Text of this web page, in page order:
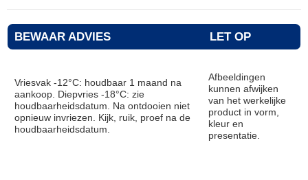
BEWAAR ADVIES LET OP
Vriesvak -12°C: houdbaar 1 maand na
aankoop. Diepvries -18°C: zie
houdbaarheidsdatum. Na ontdooien niet
opnieuw invriezen. Kijk, ruik, proef na de
houdbaarheidsdatum.
Afbeeldingen
kunnen afwijken
van het werkelijke
product in vorm,
kleur en
presentatie.